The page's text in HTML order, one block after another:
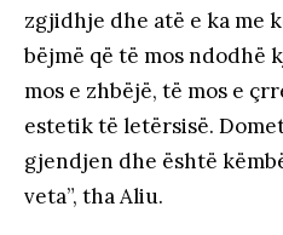
zgjidhje dhe atë e ka me
bëjmë që të mos ndodhë
mos e zhbëjë, të mos e
estetik të letërsisë.
gjendjen dhe është
veta”, tha Aliu.